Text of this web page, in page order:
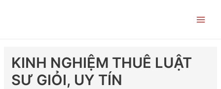
KINH NGHIỆM THUÊ LUẬT
SƯ GIỎI, UY TÍN